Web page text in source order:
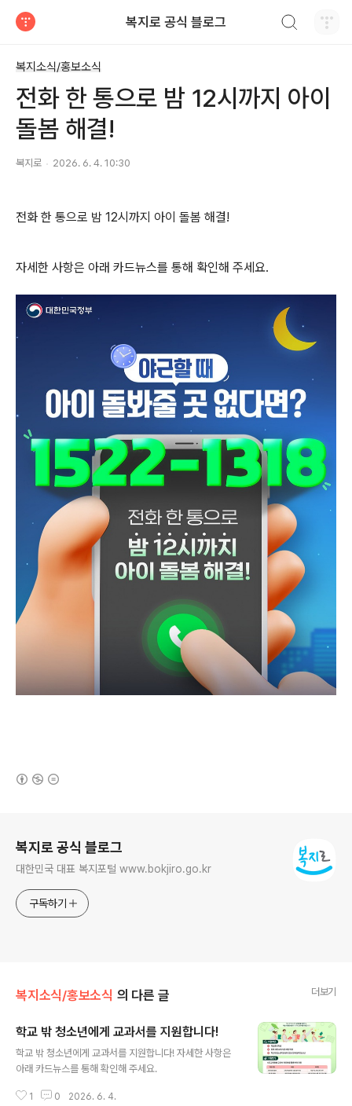
복지로 공식 블로그
복지소식/홍보소식
전화 한 통으로 밤 12시까지 아이
돌봄 해결!
복지로 2026. 6. 4. 10:30
전화 한 통으로 밤 12시까지 아이 돌봄 해결!
자세한 사항은 아래 카드뉴스를 통해 확인해 주세요.
복지로 공식 블로그
대한민국 대표 복지포털 www.bokjiro.go.kr
구독하기
복지소식/홍보소식 의 다른 글 더보기
학교 밖 청소년에게 교과서를 지원합니다!
학교 밖 청소년에게 교과서를 지원합니다! 자세한 사항은
아래 카드뉴스를 통해 확인해 주세요.
1 0 2026. 6. 4.